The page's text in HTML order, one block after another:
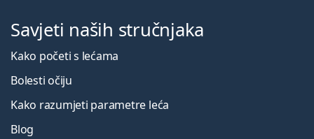
Savjeti naših stručnjaka
Kako početi s lećama
Bolesti očiju
Kako razumjeti parametre leća
Blog